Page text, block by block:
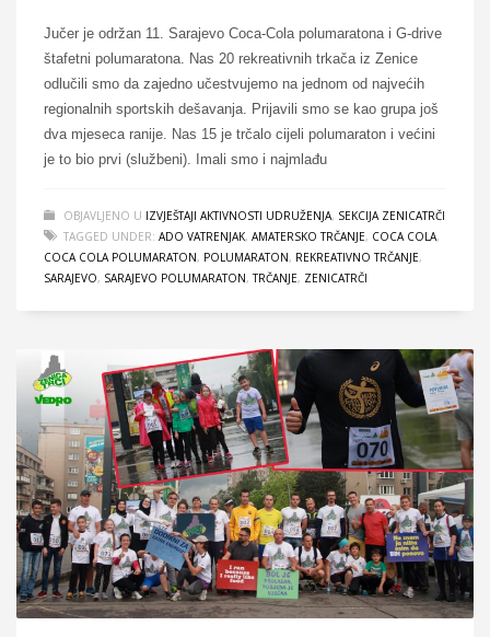
Jučer je održan 11. Sarajevo Coca-Cola polumaratona i G-drive
štafetni polumaratona. Nas 20 rekreativnih trkača iz Zenice
odlučili smo da zajedno učestvujemo na jednom od najvećih
regionalnih sportskih dešavanja. Prijavili smo se kao grupa još
dva mjeseca ranije. Nas 15 je trčalo cijeli polumaraton i većini
je to bio prvi (službeni). Imali smo i najmlađu
OBJAVLJENO U IZVJEŠTAJI AKTIVNOSTI UDRUŽENJA, SEKCIJA ZENICATRČI
TAGGED UNDER: ADO VATRENJAK, AMATERSKO TRČANJE, COCA COLA,
COCA COLA POLUMARATON, POLUMARATON, REKREATIVNO TRČANJE,
SARAJEVO, SARAJEVO POLUMARATON,TRČANJE, ZENICATRČI